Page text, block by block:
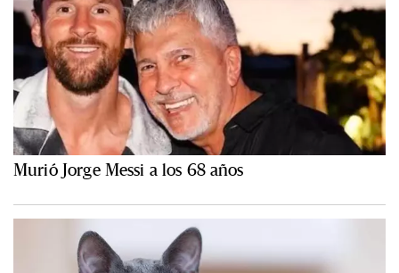
Murió Jorge Messi a los 68 años